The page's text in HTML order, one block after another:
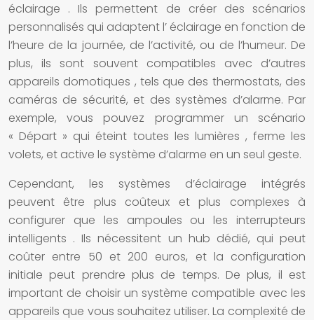
éclairage . Ils permettent de créer des scénarios
personnalisés qui adaptent l’ éclairage en fonction de
l’heure de la journée, de l’activité, ou de l’humeur. De
plus, ils sont souvent compatibles avec d’autres
appareils domotiques , tels que des thermostats, des
caméras de sécurité, et des systèmes d’alarme. Par
exemple, vous pouvez programmer un scénario
« Départ » qui éteint toutes les lumières , ferme les
volets, et active le système d’alarme en un seul geste.
Cependant, les systèmes d’éclairage intégrés
peuvent être plus coûteux et plus complexes à
configurer que les ampoules ou lesinterrupteurs
intelligents . Ils nécessitent un hub dédié, qui peut
coûter entre 50 et 200 euros, et la configuration
initiale peut prendre plus de temps. De plus, il est
important de choisir unsystème compatible avec les
appareils que vous souhaitez utiliser. La complexité de